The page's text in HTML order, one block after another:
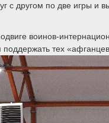
с другом по две игры
воинов-
тех